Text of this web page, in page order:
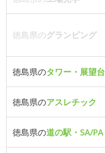
徳島県のグランピング
徳島県のタワー・展望台
徳島県のアスレチック
徳島県の道の駅・SA/PA